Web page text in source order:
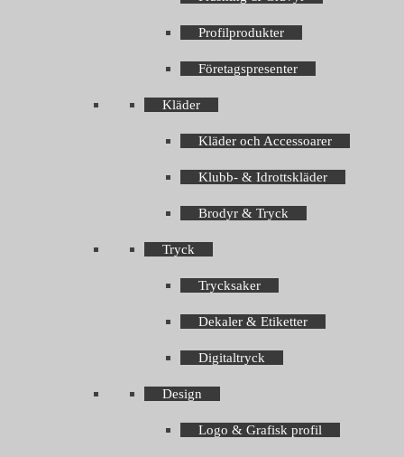
Profilprodukter
Företagspresenter
Kläder
Kläder och Accessoarer
Klubb- & Idrottskläder
Brodyr & Tryck
Tryck
Trycksaker
Dekaler & Etiketter
Digitaltryck
Design
Logo & Grafisk profil